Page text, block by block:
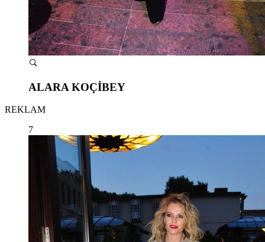
ALARA KOÇİBEY
REKLAM
7